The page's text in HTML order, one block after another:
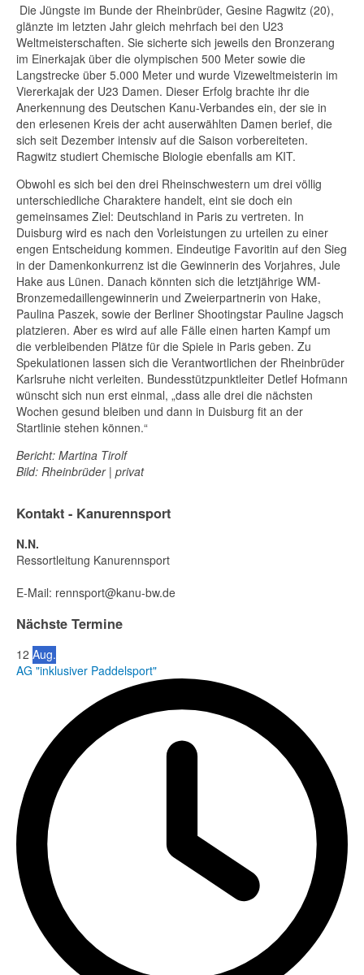
Die Jüngste im Bunde der Rheinbrüder, Gesine Ragwitz (20),
glänzte im letzten Jahr gleich mehrfach bei den U23
Weltmeisterschaften. Sie sicherte sich jeweils den Bronzerang
im Einerkajak über die olympischen 500 Meter sowie die
Langstrecke über 5.000 Meter und wurde Vizeweltmeisterin im
Viererkajak der U23 Damen. Dieser Erfolg brachte ihr die
Anerkennung des Deutschen Kanu-Verbandes ein, der sie in
den erlesenen Kreis der acht auserwählten Damen berief, die
sich seit Dezember intensiv auf die Saison vorbereiteten.
Ragwitz studiert Chemische Biologie ebenfalls am KIT.
Obwohl es sich bei den drei Rheinschwestern um drei völlig
unterschiedliche Charaktere handelt, eint sie doch ein
gemeinsames Ziel: Deutschland in Paris zu vertreten. In
Duisburg wird es nach den Vorleistungen zu urteilen zu einer
engen Entscheidung kommen. Eindeutige Favoritin auf den Sieg
in der Damenkonkurrenz ist die Gewinnerin des Vorjahres, Jule
Hake aus Lünen. Danach könnten sich die letztjährige WM-
Bronzemedaillengewinnerin und Zweierpartnerin von Hake,
Paulina Paszek, sowie der Berliner Shootingstar Pauline Jagsch
platzieren. Aber es wird auf alle Fälle einen harten Kampf um
die verbleibenden Plätze für die Spiele in Paris geben. Zu
Spekulationen lassen sich die Verantwortlichen der Rheinbrüder
Karlsruhe nicht verleiten. Bundesstützpunktleiter Detlef Hofmann
wünscht sich nun erst einmal, „dass alle drei die nächsten
Wochen gesund bleiben und dann in Duisburg fit an der
Startlinie stehen können.“
Bericht: Martina Tirolf
Bild: Rheinbrüder | privat
Kontakt - Kanurennsport
N.N.
Ressortleitung Kanurennsport
E-Mail: rennsport@kanu-bw.de
Nächste Termine
12 Aug.
AG "inklusiver Paddelsport"